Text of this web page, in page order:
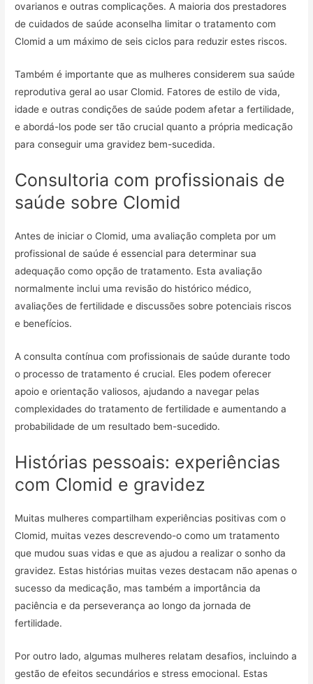
ovarianos e outras complicações. A maioria dos prestadores
de cuidados de saúde aconselha limitar o tratamento com
Clomid a um máximo de seis ciclos para reduzir estes riscos.
Também é importante que as mulheres considerem sua saúde
reprodutiva geral ao usar Clomid. Fatores de estilo de vida,
idade e outras condições de saúde podem afetar a fertilidade,
e abordá-los pode ser tão crucial quanto a própria medicação
para conseguir uma gravidez bem-sucedida.
Consultoria com profissionais de
saúde sobre Clomid
Antes de iniciar o Clomid, uma avaliação completa por um
profissional de saúde é essencial para determinar sua
adequação como opção de tratamento. Esta avaliação
normalmente inclui uma revisão do histórico médico,
avaliações de fertilidade e discussões sobre potenciais riscos
e benefícios.
A consulta contínua com profissionais de saúde durante todo
o processo de tratamento é crucial. Eles podem oferecer
apoio e orientação valiosos, ajudando a navegar pelas
complexidades do tratamento de fertilidade e aumentando a
probabilidade de um resultado bem-sucedido.
Histórias pessoais: experiências
com Clomid e gravidez
Muitas mulheres compartilham experiências positivas com o
Clomid, muitas vezes descrevendo-o como um tratamento
que mudou suas vidas e que as ajudou a realizar o sonho da
gravidez. Estas histórias muitas vezes destacam não apenas o
sucesso da medicação, mas também a importância da
paciência e da perseverança ao longo da jornada de
fertilidade.
Por outro lado, algumas mulheres relatam desafios, incluindo a
gestão de efeitos secundários e stress emocional. Estas